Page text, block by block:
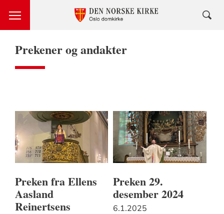
Prekener og andakter
Preken fra Ellens
Aasland
Reinertsens
Preken 29.
desember 2024
6.1.2025